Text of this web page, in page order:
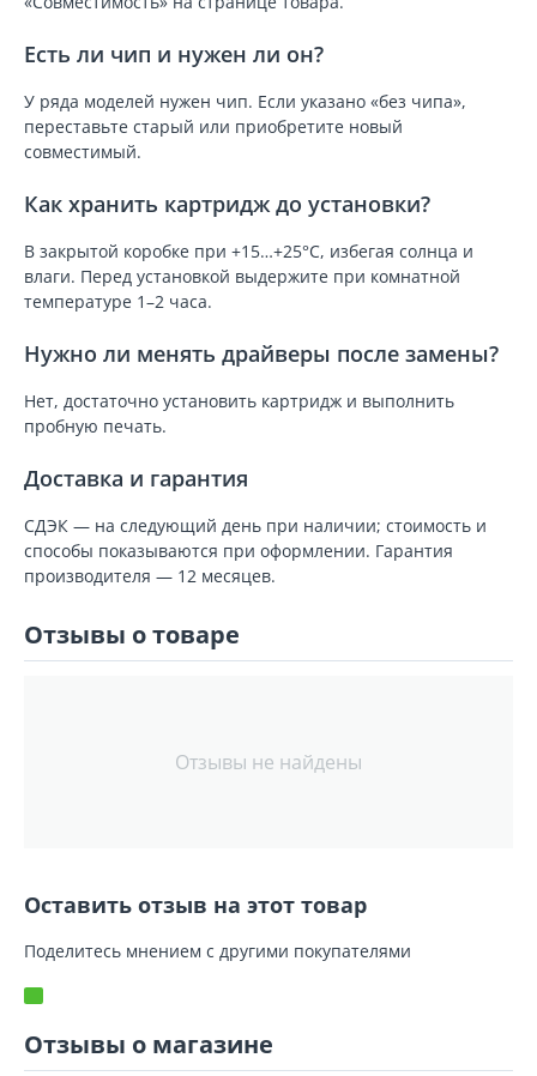
Есть ли чип и нужен ли он?
У ряда моделей нужен чип. Если указано «без чипа»,
переставьте старый или приобретите новый
совместимый.
Как хранить картридж до установки?
В закрытой коробке при +15…+25°C, избегая солнца и
влаги. Перед установкой выдержите при комнатной
температуре 1–2 часа.
Нужно ли менять драйверы после замены?
Нет, достаточно установить картридж и выполнить
пробную печать.
Доставка и гарантия
СДЭК — на следующий день при наличии; стоимость и
способы показываются при оформлении. Гарантия
производителя — 12 месяцев.
Отзывы о товаре
Отзывы не найдены
Оставить отзыв на этот товар
Поделитесь мнением с другими покупателями
Отзывы о магазине